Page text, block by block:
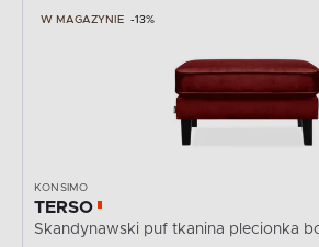
W MAGAZYNIE -13%
KONSIMO
TERSO
Skandynawski puf tkanina plecionka